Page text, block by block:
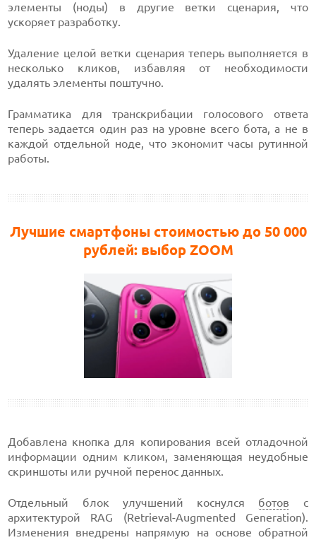
элементы (ноды) в другие ветки сценария, что
ускоряет разработку.
Удаление целой ветки сценария теперь выполняется в
несколько кликов, избавляя от необходимости
удалять элементы поштучно.
Грамматика для транскрибации голосового ответа
теперь задается один раз на уровне всего бота, а не в
каждой отдельной ноде, что экономит часы рутинной
работы.
Лучшие смартфоны стоимостью до 50 000
рублей: выбор ZOOM
Добавлена кнопка для копирования всей отладочной
информации одним кликом, заменяющая неудобные
скриншоты или ручной перенос данных.
Отдельный блок улучшений коснулся ботов с
архитектурой RAG (Retrieval-Augmented Generation).
Изменения внедрены напрямую на основе обратной